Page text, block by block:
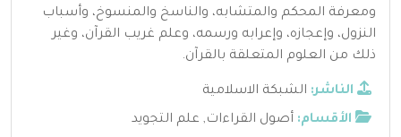
ومعرفة المحكم والمتشابه، والناسخ والمنسوخ، وأسباب
النزول، وإعجازه، وإعرابه ورسمه، وعلم غريب القرآن، وغير
ذلك من العلوم المتعلقة بالقرآن.
الناشر: الشبكة الاسلامية
الأقسام: أصول القراءات, علم التجويد